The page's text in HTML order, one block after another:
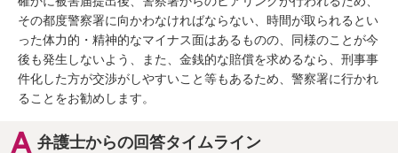
その都度警察署に向かわなければならない、時間が取られるとい
った体力的・精神的なマイナス面はあるものの、同様のことが今
後も発生しないよう、また、金銭的な賠償を求めるなら、刑事事
件化した方が交渉がしやすいこと等もあるため、警察署に行かれ
ることをお勧めします。
弁護士からの回答タイムライン